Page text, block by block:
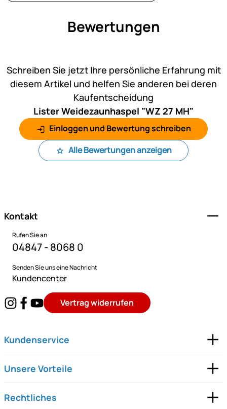
Bewertungen
Schreiben Sie jetzt Ihre persönliche Erfahrung mit
diesem Artikel und helfen Sie anderen bei deren
Kaufentscheidung
Lister Weidezaunhaspel "WZ 27 MH"
Einloggen und Bewertung schreiben
Alle Bewertungen anzeigen
Kontakt
Rufen Sie an
04847 - 8068 0
Senden Sie uns eine Nachricht
Kundencenter
Vertrag widerrufen
Kundenservice
Unsere Vorteile
Rechtliches